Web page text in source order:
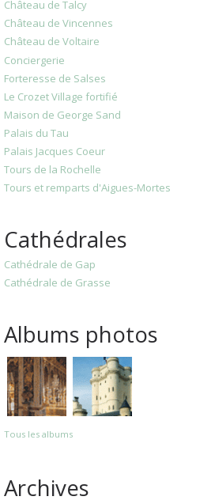
Château de Talcy
Château de Vincennes
Château de Voltaire
Conciergerie
Forteresse de Salses
Le Crozet Village fortifié
Maison de George Sand
Palais du Tau
Palais Jacques Coeur
Tours de la Rochelle
Tours et remparts d'Aigues-Mortes
Cathédrales
Cathédrale de Gap
Cathédrale de Grasse
Albums photos
Tous les albums
Archives